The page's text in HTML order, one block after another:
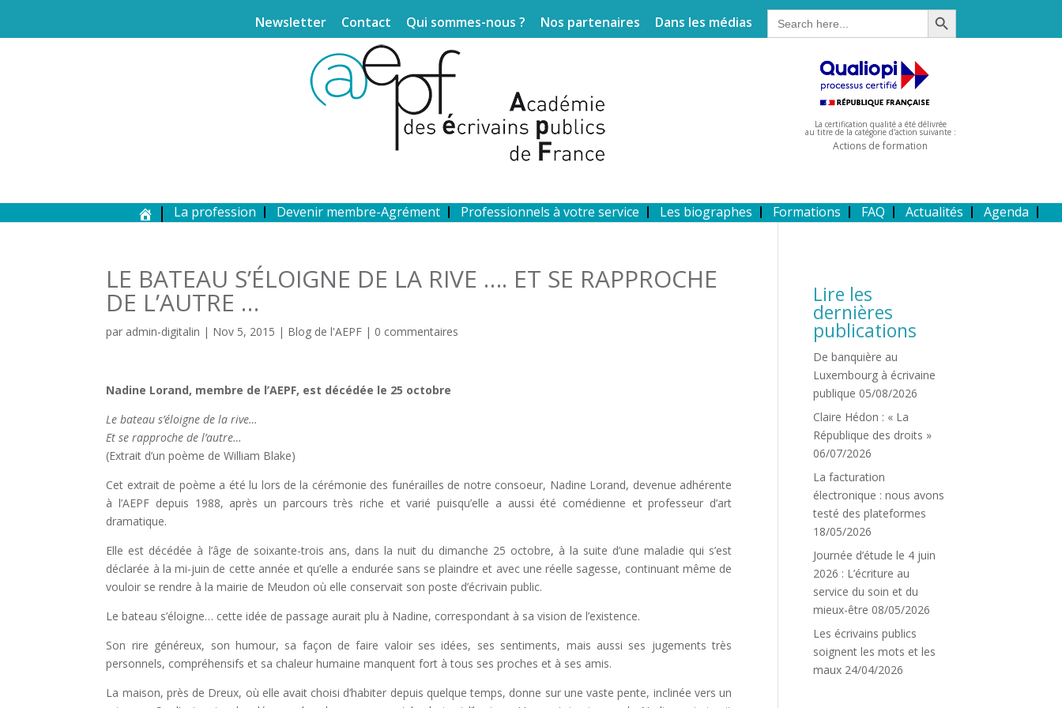
Newsletter Contact Qui sommes-nous ? Nos partenaires Dans les médias Search
for:
Search Button
La certification qualité a été délivrée
au titre de la catégorie d'action suivante :
Actions de formation
La profession Devenir membre-Agrément Professionnels à votre service Les biographes Formations FAQ Actualités Agenda
LE BATEAU S’ÉLOIGNE DE LA RIVE …. ET SE RAPPROCHE
DE L’AUTRE …
par admin-digitalin | Nov 5, 2015 | Blog de l'AEPF | 0 commentaires
Nadine Lorand, membre de l’AEPF, est décédée le 25 octobre
Le bateau s’éloigne de la rive…
Et se rapproche de l’autre…
(Extrait d’un poème de William Blake)
Cet extrait de poème a été lu lors de la cérémonie des funérailles de notre consoeur, Nadine Lorand, devenue adhérente
à l’AEPF depuis 1988, après un parcours très riche et varié puisqu’elle a aussi été comédienne et professeur d’art
dramatique.
Elle est décédée à l’âge de soixante-trois ans, dans la nuit du dimanche 25 octobre, à la suite d’une maladie qui s’est
déclarée à la mi-juin de cette année et qu’elle a endurée sans se plaindre et avec une réelle sagesse, continuant même de
vouloir se rendre à la mairie de Meudon où elle conservait son poste d’écrivain public.
Le bateau s’éloigne… cette idée de passage aurait plu à Nadine, correspondant à sa vision de l’existence.
Son rire généreux, son humour, sa façon de faire valoir ses idées, ses sentiments, mais aussi ses jugements très
personnels, compréhensifs et sa chaleur humaine manquent fort à tous ses proches et à ses amis.
La maison, près de Dreux, où elle avait choisi d’habiter depuis quelque temps, donne sur une vaste pente, inclinée vers un
Lire les
dernières
publications
De banquière au
Luxembourg à écrivaine
publique 05/08/2026
Claire Hédon : « La
République des droits »
06/07/2026
La facturation
électronique : nous avons
testé des plateformes
18/05/2026
Journée d’étude le 4 juin
2026 : L’écriture au
service du soin et du
mieux-être 08/05/2026
Les écrivains publics
soignent les mots et les
maux 24/04/2026